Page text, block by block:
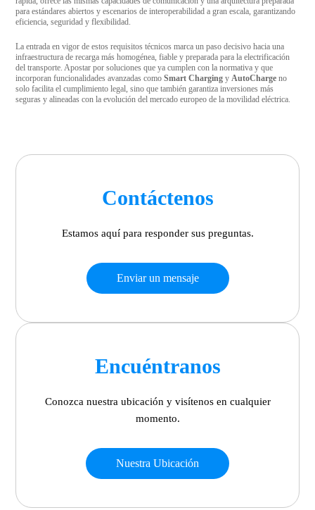
para estándares abiertos y escenarios de interoperabilidad a gran escala, garantizando
eficiencia, seguridad y flexibilidad.
La entrada en vigor de estos requisitos técnicos marca un paso decisivo hacia una
infraestructura de recarga más homogénea, fiable y preparada para la electrificación
del transporte. Apostar por soluciones que ya cumplen con la normativa y que
incorporan funcionalidades avanzadas comoSmart Charging yAutoCharge no
solo facilita el cumplimiento legal, sino que también garantiza inversiones más
seguras y alineadas con la evolución del mercado europeo de la movilidad eléctrica.
Contáctenos
Estamos aquí para responder sus preguntas.
Enviar un mensaje
Encuéntranos
Conozca nuestra ubicación y visítenos en cualquier
momento.
Nuestra Ubicación